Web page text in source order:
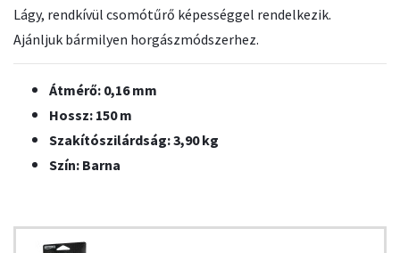
Lágy, rendkívül csomótűrő képességgel rendelkezik.
Ajánljuk bármilyen horgászmódszerhez.
Átmérő: 0,16 mm
Hossz: 150 m
Szakítószilárdság: 3,90 kg
Szín: Barna